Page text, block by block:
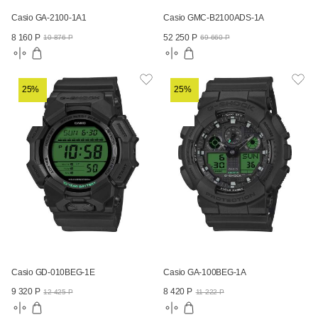
Casio GA-2100-1A1
8 160 Р 10 876 Р
Casio GMC-B2100ADS-1A
52 250 Р 69 660 Р
25%
Casio GD-010BEG-1E
9 320 Р 12 425 Р
25%
Casio GA-100BEG-1A
8 420 Р 11 222 Р